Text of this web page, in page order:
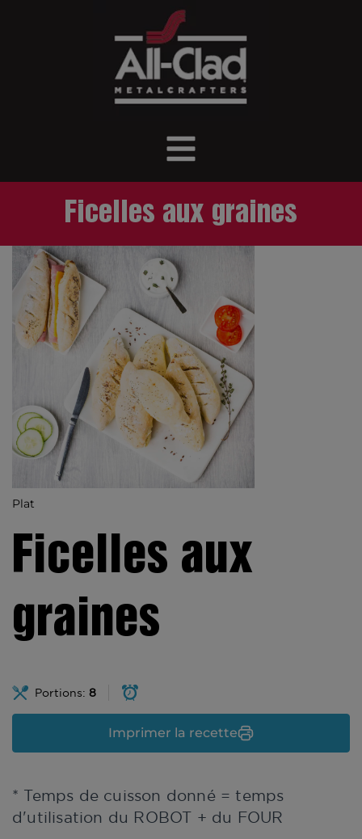
Ficelles aux graines
Plat
Ficelles aux
graines
Portions: 8
Imprimer la recette
* Temps de cuisson donné = temps
d'utilisation du ROBOT + du FOUR